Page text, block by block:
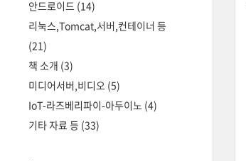
안드로이드 (14)
리눅스,Tomcat,서버,컨테이너 등
(21)
책 소개 (3)
미디어서버,비디오 (5)
IoT-라즈베리파이-아두이노 (4)
기타 자료 등 (33)